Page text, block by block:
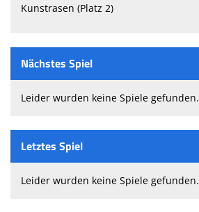
Kunstrasen (Platz 2)
Nächstes Spiel
Leider wurden keine Spiele gefunden.
Letztes Spiel
Leider wurden keine Spiele gefunden.